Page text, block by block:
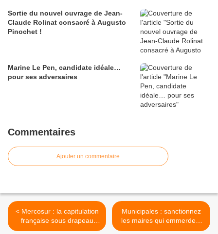
Sortie du nouvel ouvrage de Jean-
Claude Rolinat consacré à Augusto
Pinochet !
Marine Le Pen, candidate idéale…
pour ses adversaires
Commentaires
Ajouter un commentaire
< Mercosur : la capitulation
française sous drapeau
européen
Municipales : sanctionnez
les maires qui emmerdent
les automobilistes ! >